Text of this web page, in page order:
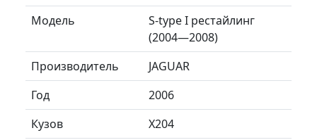
Модель
S-type I рестайлинг
(2004—2008)
Производитель
JAGUAR
Год
2006
Кузов
X204